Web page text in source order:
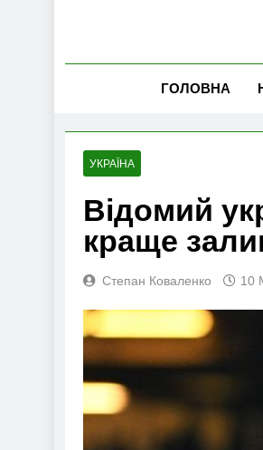
ГОЛОВНА
УКРАЇНА
Відомий
краще
Степан Коваленко 10